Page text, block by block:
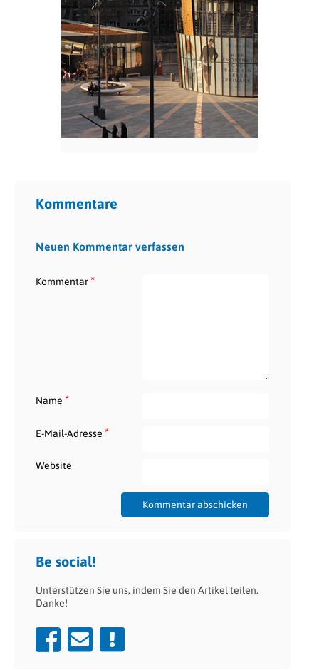
Kommentare
Neuen Kommentar verfassen
Kommentar*
Name *
E-Mail-Adresse *
Website
Be social!
Unterstützen Sie uns, indem Sie den Artikel teilen.
Danke!